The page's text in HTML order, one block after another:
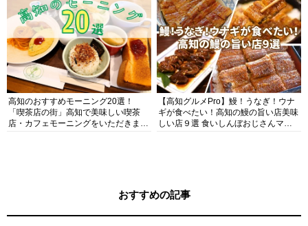
高知のおすすめモーニング20選！
「喫茶店の街」高知で美味しい喫茶
店・カフェモーニングをいただきま
【高知グルメPro】鰻！うなぎ！ウナ
ギが食べたい！高知の鰻の旨い店美味
しい店９選 食いしんぼおじさんマッ
おすすめの記事